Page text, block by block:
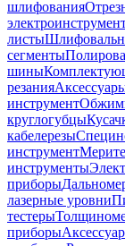
шлифования
листы
сегменты
шины
резания
инструмент
круглогубцы
кабелерезы
инструмент
инструменты
приборы
лазерные уровни
тестеры
приборы